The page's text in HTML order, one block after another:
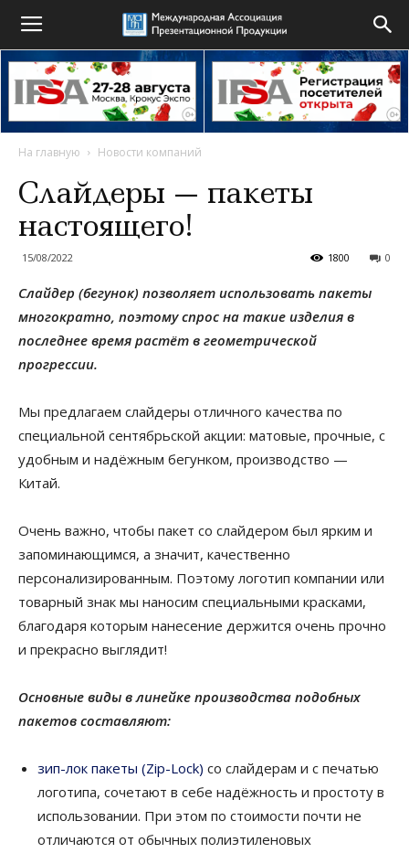
На главную Новости компаний
Слайдеры — пакеты
настоящего!
15/08/2022 0
1800
Слайдер (бегунок) позволяет использовать пакеты
многократно, поэтому спрос на такие изделия в
последнее время растёт в геометрической
прогрессии.
Мы предлагаем слайдеры отличного качества по
специальной сентябрьской акции: матовые, прочные, с
удобным и надёжным бегунком, производство —
Китай.
Очень важно, чтобы пакет со слайдером был ярким и
запоминающимся, а значит, качественно
персонализированным. Поэтому логотип компании или
товарный знак мы наносим специальными красками,
благодаря которым нанесение держится очень прочно
и прекрасно выглядит!
Основные виды в линейке производства подобных
пакетов составляют:
зип-лок пакеты (Zip-Lock) со слайдерам и c печатью
логотипа, сочетают в себе надёжность и простоту в
использовании. При этом по стоимости почти не
отличаются от обычных полиэтиленовых